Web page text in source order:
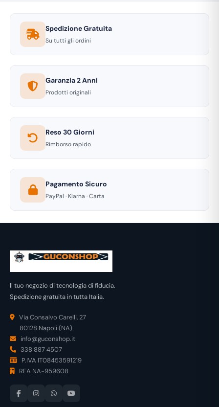
Spedizione Gratuita
Su tutti gli ordini
Garanzia 2 Anni
Prodotti originali
Reso 30 Giorni
Rimborso rapido
Pagamento Sicuro
PayPal · Klarna · Carta
Il tuo negozio di tecnologia di fiducia.
Spedizione gratuita in tutta Italia.
Via Consalvo Carelli, 27
80128 Napoli (NA)
info@guconshop.it
338 887 4507
P.IVA IT08453591219
REA NA-959608